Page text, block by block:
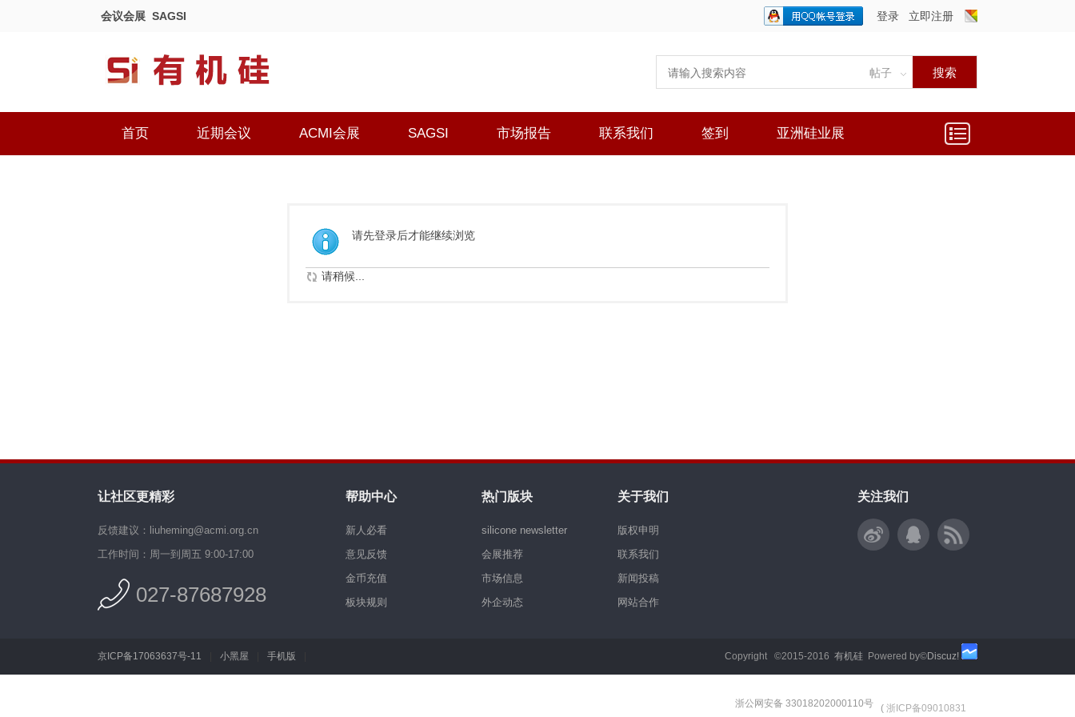
会议会展 SAGSI 登录
立即注册
帖子 搜索
首页 近期会议 ACMI会展 SAGSI 市场报告 联系我们 签到 亚洲硅业展
请先登录后才能继续浏览
请稍候...
让社区更精彩
反馈建议：liuheming@acmi.org.cn
工作时间：周一到周五 9:00-17:00
027-87687928
帮助中心
新人必看
意见反馈
金币充值
板块规则
热门版块
silicone newsletter
会展推荐
市场信息
外企动态
关于我们
版权申明
联系我们
新闻投稿
网站合作
关注我们
京ICP备17063637号-11 小黑屋 手机版 Copyright ©2015-2016 有机硅 Powered by©Discuz!
浙公网安备 33018202000110号 ( 浙ICP备09010831